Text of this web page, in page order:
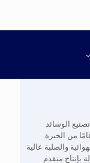
الوسائد
والمصدات البحرية، وتتمتع بأكثر من 20 عامًا من الخبرة.
والصلبة عالية
الشركة العملاء في أكثر من 70 دولة بإنتاج متقدم